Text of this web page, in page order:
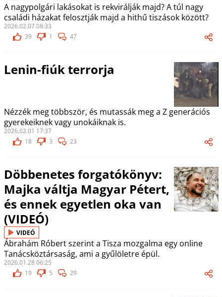
A nagypolgári lakásokat is rekvirálják majd? A túl nagy
családi házakat felosztják majd a hithű tiszások között?
2026.02.07 08:33
39
1 47
Lenin-fiúk terrorja
Nézzék meg többször, és mutassák meg a Z generációs
gyerekeiknek vagy unokáiknak is.
2026.02.01 17:37
18
3 23
Döbbenetes forgatókönyv:
Majka váltja Magyar Pétert,
és ennek egyetlen oka van
(VIDEÓ)
VIDEÓ
Ábrahám Róbert szerint a Tisza mozgalma egy online
Tanácsköztársaság, ami a gyűlöletre épül.
2026.01.28 06:25
19
5 29